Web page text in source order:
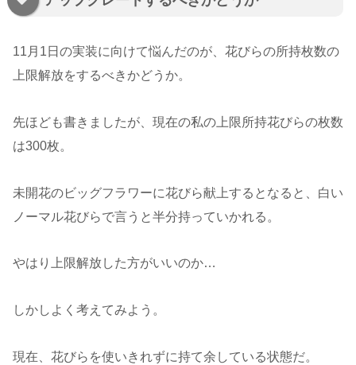
11月1日の実装に向けて悩んだのが、花びらの所持枚数の
上限解放をするべきかどうか。
先ほども書きましたが、現在の私の上限所持花びらの枚数
は300枚。
未開花のビッグフラワーに花びら献上するとなると、白い
ノーマル花びらで言うと半分持っていかれる。
やはり上限解放した方がいいのか…
しかしよく考えてみよう。
現在、花びらを使いきれずに持て余している状態だ。